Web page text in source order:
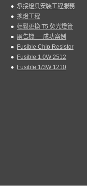
承接燈具安裝工程服務
換燈工程
輕鬆更換 T5 熒光燈管
廣告機 — 成功案例
Fusible Chip Resistor
Fusible 1.0W 2512
Fusible 1/3W 1210